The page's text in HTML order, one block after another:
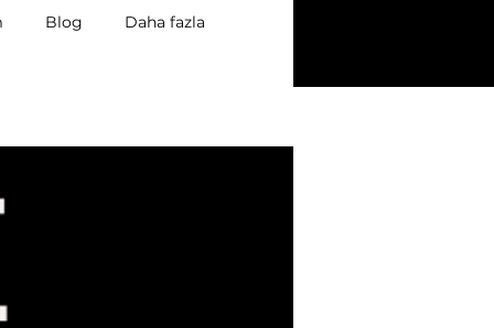
Blog Daha fazla